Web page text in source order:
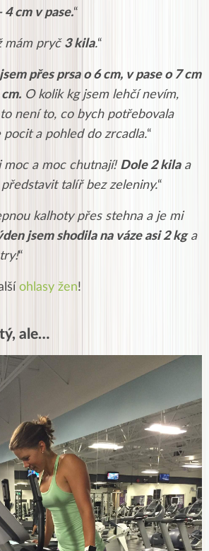
4 cm v pase.“
mám pryč 3 kila.“
přes prsa o 6 cm, v pase o 7 cm
O kolik kg jsem lehčí nevím,
není to, co bych potřebovala
pocit a pohled do zrcadla.“
moc a moc chutnají! Dole 2 kilaa
talíř bez zeleniny.“
kalhoty přes stehna a je mi
jsem shodila na váze asi 2 kga
“
ohlasy žen!
ale…